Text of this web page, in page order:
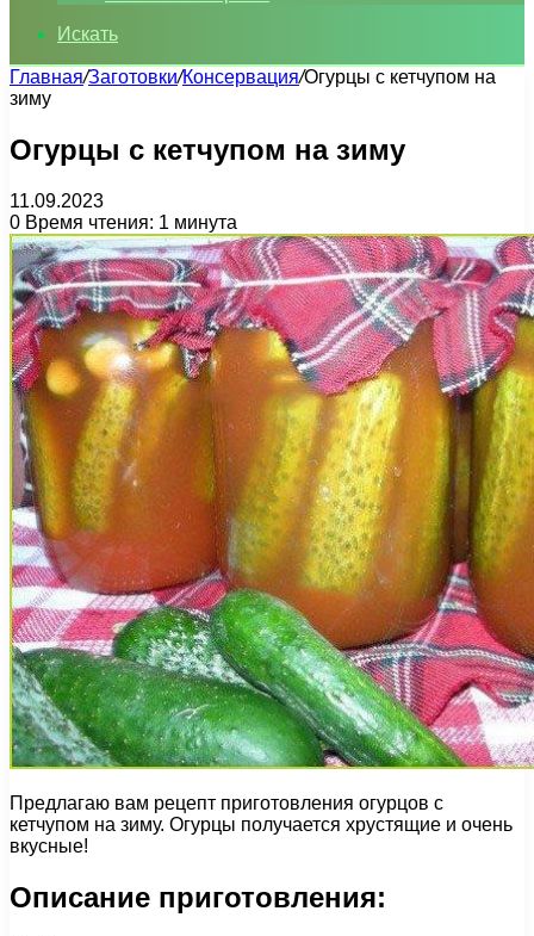
Искать
Главная/Заготовки/Консервация/Огурцы с кетчупом на
зиму
Огурцы с кетчупом на зиму
11.09.2023
0 Время чтения: 1 минута
Предлагаю вам рецепт приготовления огурцов с
кетчупом на зиму. Огурцы получается хрустящие и очень
вкусные!
Описание приготовления: